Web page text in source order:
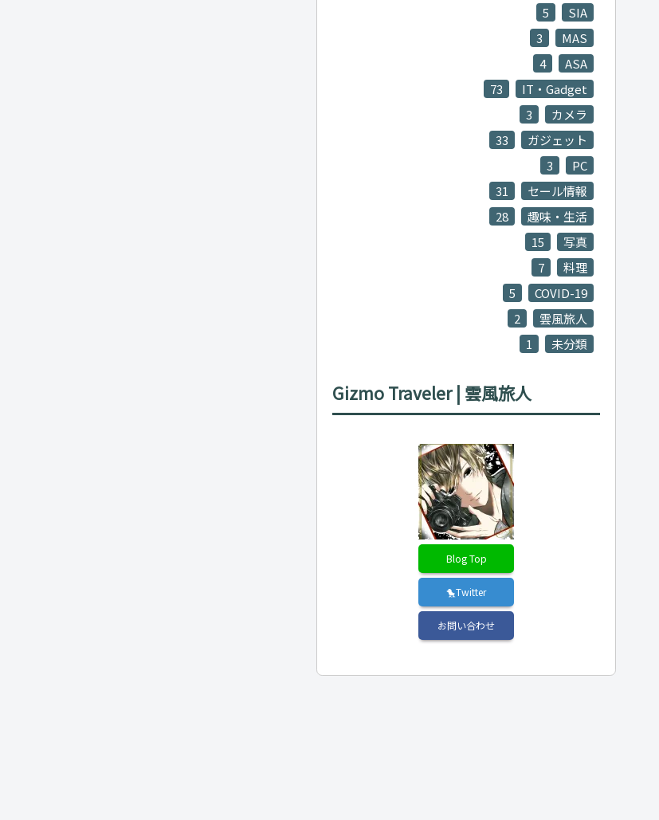
SIA
5
MAS
3
ASA
4
IT・Gadget
73
カメラ
3
ガジェット
33
PC
3
セール情報
31
趣味・生活
28
写真
15
料理
7
COVID-19
5
雲風旅人
2
未分類
1
Gizmo Traveler | 雲風旅人
Blog Top
🐤Twitter
お問い合わせ